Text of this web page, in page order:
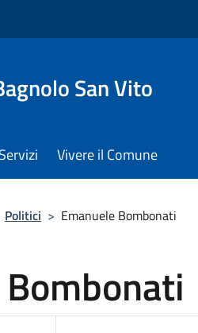
San Vito
Servizi Vivere il Comune
Politici > Emanuele Bombonati